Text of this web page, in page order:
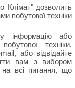
Клімат" дозволить
побутової техніки
інформацію або
техніки,
або відвідайте
вам з вибором
на всі питання, що